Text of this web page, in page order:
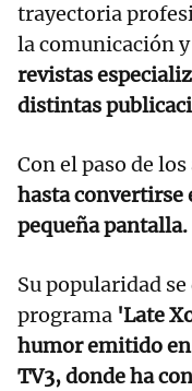
trayectoria
la comunicación
revistas
distintas
Con el paso de los
hasta convertirse
pequeña pantalla.
Su popularidad
programa 'Late
humor emitido
TV3, donde ha